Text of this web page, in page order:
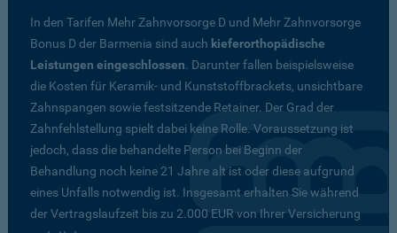
In den Tarifen Mehr Zahnvorsorge D und Mehr Zahnvorsorge
Bonus D der Barmenia sind auch kieferorthopädische
Leistungen eingeschlossen. Darunter fallen beispielsweise
die Kosten für Keramik- und Kunststoffbrackets, unsichtbare
Zahnspangen sowie festsitzende Retainer. Der Grad der
Zahnfehlstellung spielt dabei keine Rolle. Voraussetzung ist
jedoch, dass die behandelte Person bei Beginn der
Behandlung noch keine 21 Jahre alt ist oder diese aufgrund
eines Unfalls notwendig ist. Insgesamt erhalten Sie während
der Vertragslaufzeit bis zu 2.000 EUR von Ihrer Versicherung